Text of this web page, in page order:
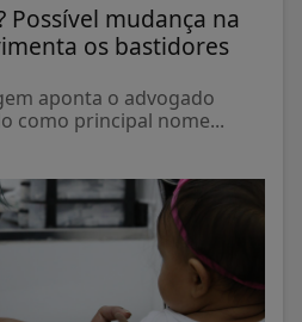
Possível mudança na
os bastidores
aponta o advogado
como principal nome...